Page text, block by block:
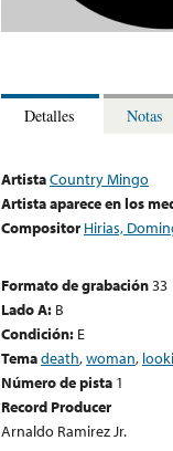
Detalles Notas
ArtistaCountry Mingo
Artista aparece en los
Compositor Hirias,
Formato de grabación33
Lado A: B
Condición: E
Temadeath,woman,
Número de pista 1
Record Producer
Arnaldo Ramirez Jr.